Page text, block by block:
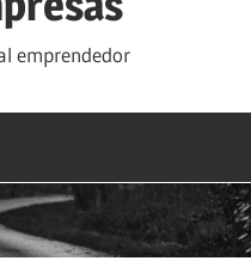
emprendedor